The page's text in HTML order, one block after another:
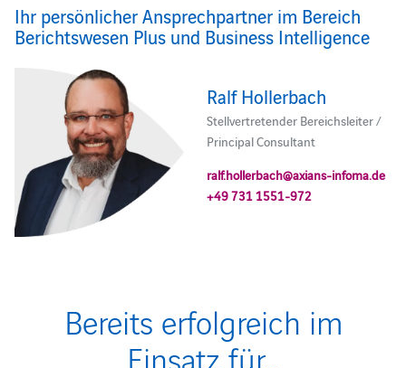
Ihr persönlicher Ansprechpartner im Bereich
Berichtswesen Plus und Business Intelligence
Ralf Hollerbach
Stellvertretender Bereichsleiter /
Principal Consultant
ralf.hollerbach@axians-infoma.de
+49 731 1551-972
Bereits erfolgreich im
Einsatz für…